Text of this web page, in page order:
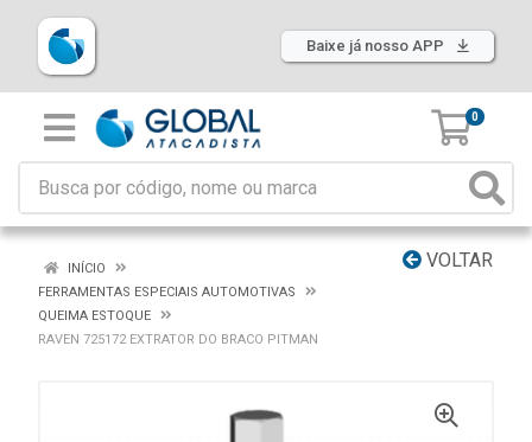
Baixe já nosso APP
0
VOLTAR
INÍCIO
FERRAMENTAS ESPECIAIS AUTOMOTIVAS
QUEIMA ESTOQUE
RAVEN 725172 EXTRATOR DO BRACO PITMAN